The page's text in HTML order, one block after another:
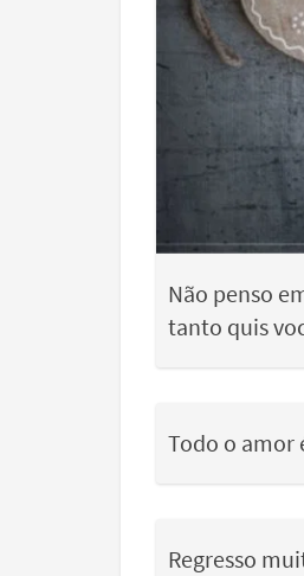
Não penso
tanto quis
Todo o amor
Regresso